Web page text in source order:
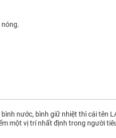
nóng.
nước, bình giữ nhiệt thì cái tên
một vị trí nhất định trong người